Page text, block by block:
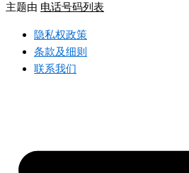
主题由 电话号码列表
隐私权政策
条款及细则
联系我们